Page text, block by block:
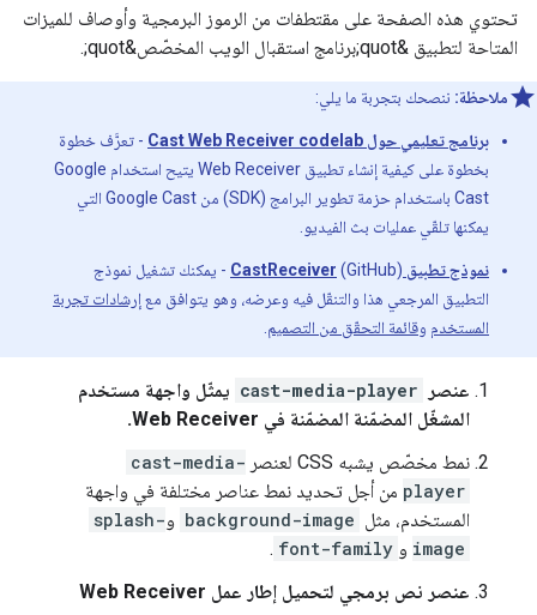
تحتوي هذه الصفحة على مقتطفات من الرموز البرمجية وأوصاف للميزات
المتاحة لتطبيق &quot;برنامج استقبال الويب المخصّص&quot;.
ملاحظة: ننصحك بتجربة ما يلي:
برنامج تعليمي حول Cast Web Receiver codelab
- تعرَّف خطوة
بخطوة على كيفية إنشاء تطبيق Web Receiver يتيح استخدام Google
Cast باستخدام حزمة تطوير البرامج (SDK) من Google Cast التي
يمكنها تلقّي عمليات بث الفيديو.
نموذج تطبيق CastReceiver
(GitHub) - يمكنك تشغيل نموذج
التطبيق المرجعي هذا والتنقّل فيه وعرضه، وهو يتوافق مع إرشادات تجربة
المستخدم وقائمة التحقّق من التصميم
عنصر cast-media-player يمثّل واجهة مستخدم
المشغّل المضمّنة المضمّنة في Web Receiver.
نمط مخصّص يشبه CSS لعنصر
cast-media-
player من أجل تحديد نمط عناصر مختلفة في واجهة
المستخدم، مثل background-image وsplash-
image و font-family
.
عنصر نص برمجي لتحميل إطار عمل Web Receiver